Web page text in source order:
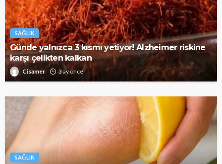
SAĞLIK
Günde yalnızca 3 kısmı yetiyor! Alzheimer riskine
karşı çelikten kalkan
Cisamer 3 ay önce
SAĞLIK